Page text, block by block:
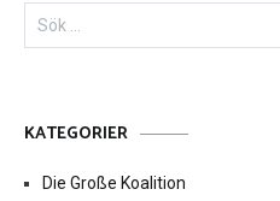
Sök
efter:
KATEGORIER
Die Große Koalition